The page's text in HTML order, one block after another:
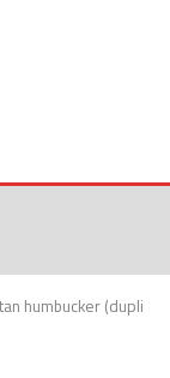
humbucker (dupli